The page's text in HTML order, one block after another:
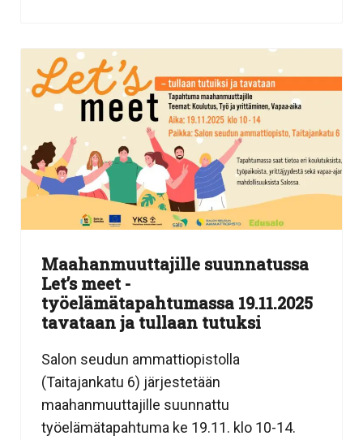
Maahanmuuttajille suunnatussa
Let’s meet -
työelämätapahtumassa 19.11.2025
tavataan ja tullaan tutuksi
Salon seudun ammattiopistolla
(Taitajankatu 6) järjestetään
maahanmuuttajille suunnattu
työelämätapahtuma ke 19.11. klo 10-14.